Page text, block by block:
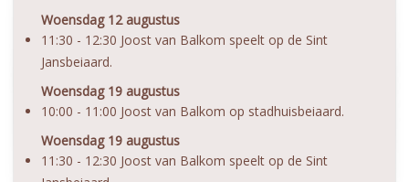
Woensdag 12 augustus
11:30 - 12:30 Joost van Balkom speelt op de Sint
Jansbeiaard.
Woensdag 19 augustus
10:00 - 11:00 Joost van Balkom op stadhuisbeiaard.
Woensdag 19 augustus
11:30 - 12:30 Joost van Balkom speelt op de Sint